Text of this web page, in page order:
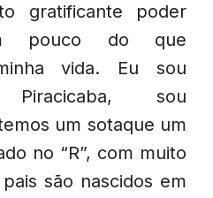
gratificante poder
pouco do que
vida. Eu sou
sou
um sotaque um
no “R”, com muito
são nascidos em